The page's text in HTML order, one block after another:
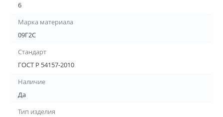
6
Марка материала
09Г2С
Стандарт
ГОСТ Р 54157-2010
Наличие
Да
Тип изделия